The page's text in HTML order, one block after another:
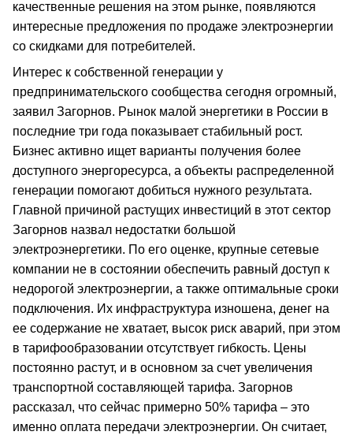
качественные решения на этом рынке, появляются
интересные предложения по продаже электроэнергии
со скидками для потребителей.
Интерес к собственной генерации у
предпринимательского сообщества сегодня огромный,
заявил Загорнов. Рынок малой энергетики в России в
последние три года показывает стабильный рост.
Бизнес активно ищет варианты получения более
доступного энергоресурса, а объекты распределенной
генерации помогают добиться нужного результата.
Главной причиной растущих инвестиций в этот сектор
Загорнов назвал недостатки большой
электроэнергетики. По его оценке, крупные сетевые
компании не в состоянии обеспечить равный доступ к
недорогой электроэнергии, а также оптимальные сроки
подключения. Их инфраструктура изношена, денег на
ее содержание не хватает, высок риск аварий, при этом
в тарифообразовании отсутствует гибкость. Цены
постоянно растут, и в основном за счет увеличения
транспортной составляющей тарифа. Загорнов
рассказал, что сейчас примерно 50% тарифа – это
именно оплата передачи электроэнергии. Он считает,